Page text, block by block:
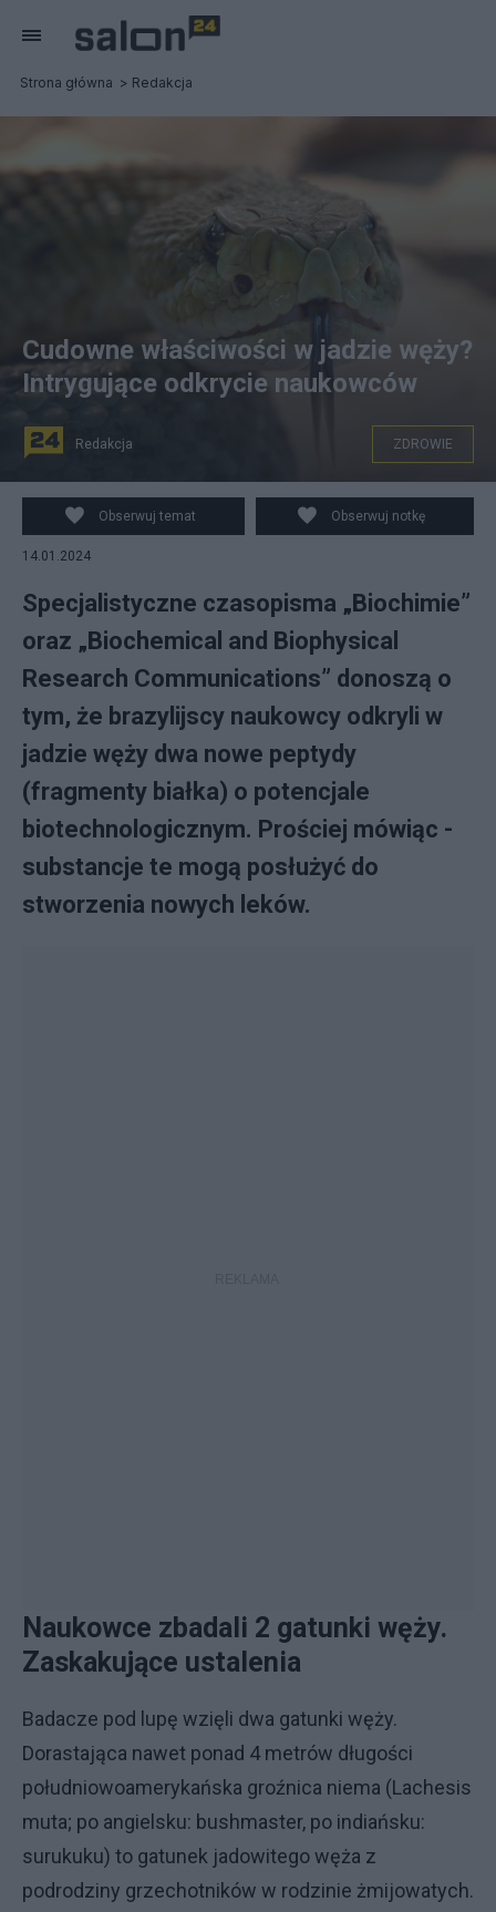
Strona główna Redakcja
fot. Pixabay.com
Cudowne właściwości w jadzie węży?
Intrygujące odkrycie naukowców
Redakcja ZDROWIE
Obserwuj temat Obserwuj notkę
14.01.2024
Specjalistyczne czasopisma „Biochimie”
oraz „Biochemical and Biophysical
Research Communications” donoszą o
tym, że brazylijscy naukowcy odkryli w
jadzie węży dwa nowe peptydy
(fragmenty białka) o potencjale
biotechnologicznym. Prościej mówiąc -
substancje te mogą posłużyć do
stworzenia nowych leków.
Naukowce zbadali 2 gatunki węży.
Zaskakujące ustalenia
Badacze pod lupę wzięli dwa gatunki węży.
Dorastająca nawet ponad 4 metrów długości
południowoamerykańska groźnica niema (Lachesis
muta; po angielsku: bushmaster, po indiańsku:
surukuku) to gatunek jadowitego węża z
podrodziny grzechotników w rodzinie żmijowatych.